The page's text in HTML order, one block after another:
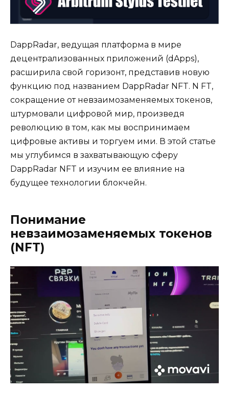
DappRadar, ведущая платформа в мире
децентрализованных приложений (dApps),
расширила свой горизонт, представив новую
функцию под названием DappRadar NFT. N FT,
сокращение от невзаимозаменяемых токенов,
штурмовали цифровой мир, произведя
революцию в том, как мы воспринимаем
цифровые активы и торгуем ими. В этой статье
мы углубимся в захватывающую сферу
DappRadar NFT и изучим ее влияние на
будущее технологии блокчейн.
Понимание
невзаимозаменяемых токенов
(NFT)